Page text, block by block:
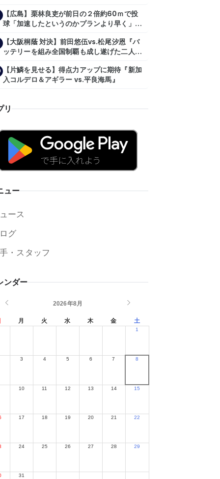
【広島】栗林良吏が前日の２倍約60ｍで投
球「加速したというのかプランより早く」自
【大阪桐蔭 対決】前田悠伍vs.松尾汐恩『バ
ッテリーを組み全国制覇も成し遂げた二人
【片鱗を見せる】得点力アップに期待『新加
入コルデロ＆アギラー vs.平良海馬』
リ
ュー
ース
グ
・スタッフ
ンダー
2026年8月
月 火 水 木 金 土
1
3 4 5 6 7 8
10 11 12 13 14 15
17 18 19 20 21 22
24 25 26 27 28 29
31